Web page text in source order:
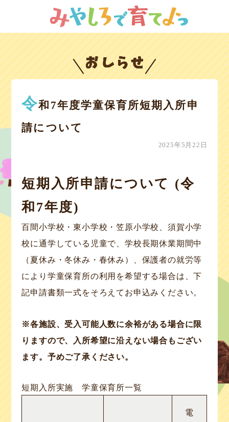
令和7年度学童保育所短期入所申
請について
2025年5月22日
短期入所申請について (令
和7年度)
百間小学校・東小学校・笠原小学校、須賀小学
校に通学している児童で、学校長期休業期間中
（夏休み・冬休み・春休み）、保護者の就労等
により学童保育所の利用を希望する場合は、下
記申請書類一式をそろえてお申込みください。
※各施設、受入可能人数に余裕がある場合に限
りますので、入所希望に沿えない場合もござい
ます。予めご了承ください。
短期入所実施 学童保育所一覧
電